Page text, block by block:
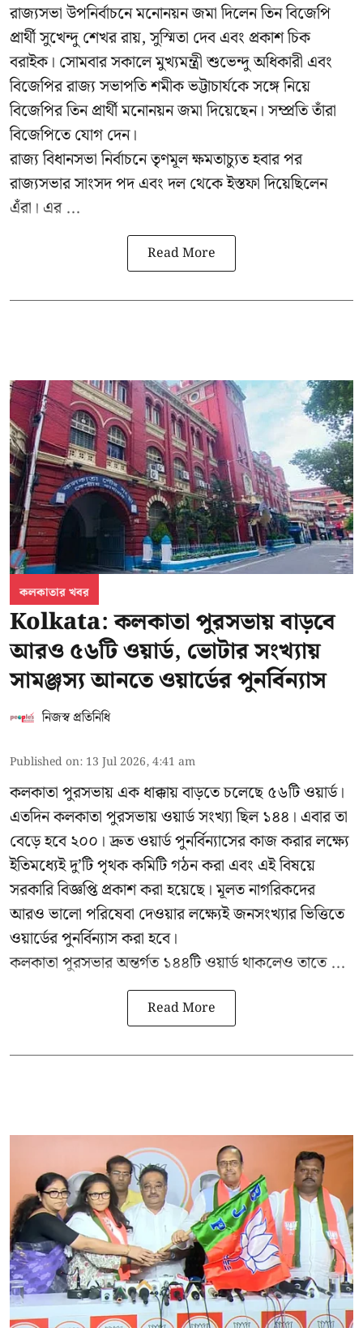
রাজ্যসভা উপনির্বাচনে মনোনয়ন জমা দিলেন তিন বিজেপি
প্রার্থী সুখেন্দু শেখর রায়, সুস্মিতা দেব এবং প্রকাশ চিক
বরাইক। সোমবার সকালে মুখ্যমন্ত্রী শুভেন্দু অধিকারী এবং
বিজেপির রাজ্য সভাপতি শমীক ভট্টাচার্যকে সঙ্গে নিয়ে
বিজেপির তিন প্রার্থী মনোনয়ন জমা দিয়েছেন। সম্প্রতি তাঁরা
বিজেপিতে যোগ দেন।
রাজ্য বিধানসভা নির্বাচনে তৃণমূল ক্ষমতাচ্যুত হবার পর
রাজ্যসভার সাংসদ পদ এবং দল থেকে ইস্তফা দিয়েছিলেন
এঁরা। এর ...
Read More
কলকাতার খবর
Kolkata: কলকাতা পুরসভায় বাড়বে
আরও ৫৬টি ওয়ার্ড, ভোটার সংখ্যায়
সামঞ্জস্য আনতে ওয়ার্ডের পুনর্বিন্যাস
নিজস্ব প্রতিনিধি
Published on: 13 Jul 2026, 4:41 am
কলকাতা পুরসভায় এক ধাক্কায় বাড়তে চলেছে ৫৬টি ওয়ার্ড।
এতদিন কলকাতা পুরসভায় ওয়ার্ড সংখ্যা ছিল ১৪৪। এবার তা
বেড়ে হবে ২০০। দ্রুত ওয়ার্ড পুনর্বিন্যাসের কাজ করার লক্ষ্যে
ইতিমধ্যেই দু’টি পৃথক কমিটি গঠন করা এবং এই বিষয়ে
সরকারি বিজ্ঞপ্তি প্রকাশ করা হয়েছে। মূলত নাগরিকদের
আরও ভালো পরিষেবা দেওয়ার লক্ষ্যেই জনসংখ্যার ভিত্তিতে
ওয়ার্ডের পুনর্বিন্যাস করা হবে।
কলকাতা পুরসভার অন্তর্গত ১৪৪টি ওয়ার্ড থাকলেও তাতে ...
Read More